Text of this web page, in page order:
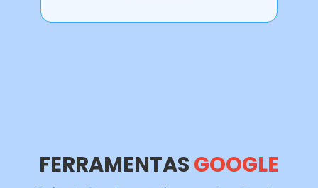
FERRAMENTAS GOOGLE